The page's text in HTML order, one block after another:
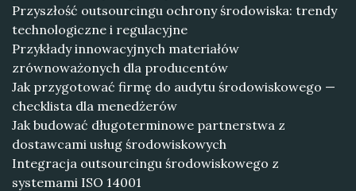
Przyszłość outsourcingu ochrony środowiska: trendy
technologiczne i regulacyjne
Przykłady innowacyjnych materiałów
zrównoważonych dla producentów
Jak przygotować firmę do audytu środowiskowego —
checklista dla menedżerów
Jak budować długoterminowe partnerstwa z
dostawcami usług środowiskowych
Integracja outsourcingu środowiskowego z
systemami ISO 14001